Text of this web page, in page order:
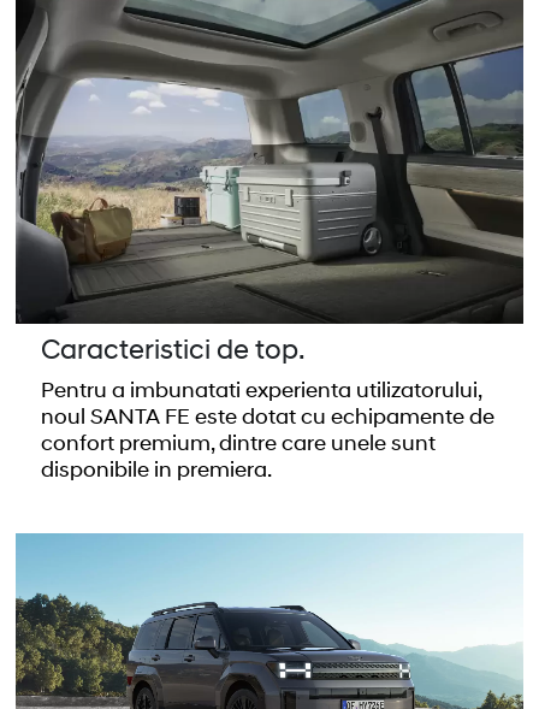
Caracteristici de top.
Pentru a imbunatati experienta utilizatorului,
noul SANTA FE este dotat cu echipamente de
confort premium, dintre care unele sunt
disponibile in premiera.